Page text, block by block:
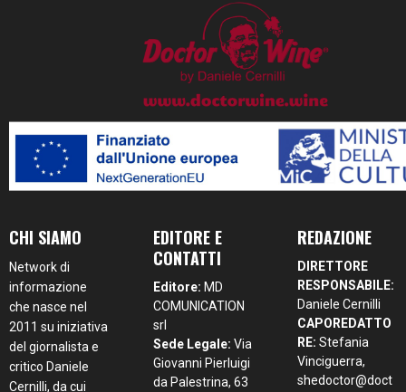
CHI SIAMO
Network di
informazione
che nasce nel
2011 su iniziativa
del giornalista e
critico Daniele
Cernilli, da cui
EDITORE E
CONTATTI
Editore: MD
COMUNICATION
srl
Sede Legale: Via
Giovanni Pierluigi
da Palestrina, 63
REDAZIONE
DIRETTORE
RESPONSABILE:
Daniele Cernilli
CAPOREDATTO
RE: Stefania
Vinciguerra,
shedoctor@doct